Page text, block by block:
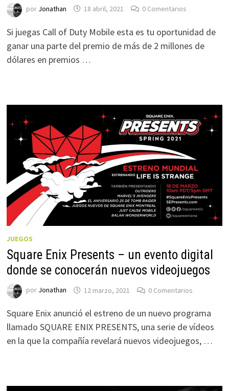
por Jonathan 18 abril, 2021 0 Comentarios
Si juegas Call of Duty Mobile esta es tu oportunidad de
ganar una parte del premio de más de 2 millones de
dólares en premios …
JUEGOS
Square Enix Presents – un evento digital
donde se conocerán nuevos videojuegos
por Jonathan 12 marzo, 2021 0 Comentarios
Square Enix anunció el estreno de un nuevo programa
llamado SQUARE ENIX PRESENTS, una serie de vídeos
en la que la compañía revelará nuevos videojuegos, …